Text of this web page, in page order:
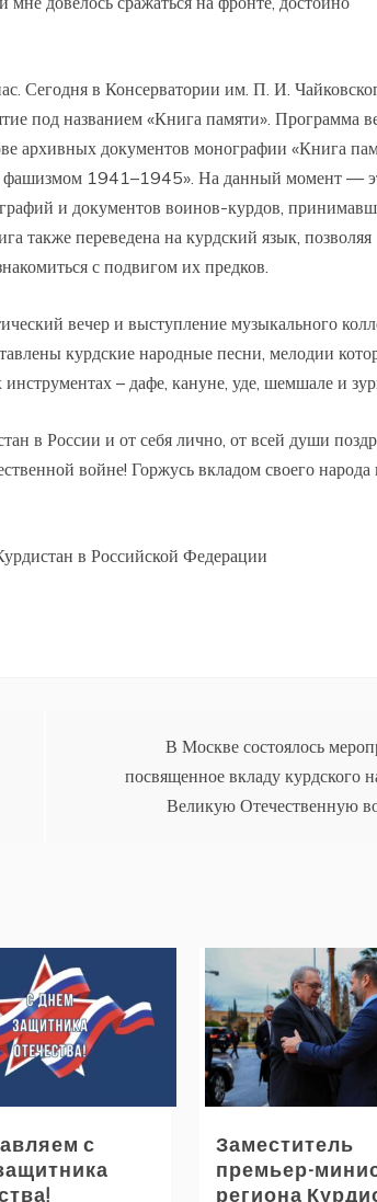
Сегодня в Консерватории им. П. И.
под названием «Книга памяти». Программа
архивных документов монографии «Книга
фашизмом 1941–1945». На данный момент —
и документов воинов-курдов,
также переведена на курдский язык, позволяя
с подвигом их предков.
вечер и выступление музыкального
курдские народные песни, мелодии
– дафе, кануне, уде, шемшале и
в России и от себя лично, от всей души
войне! Горжусь вкладом своего народа
в Российской Федерации
В Москве состоялось
посвященное вкладу курдского
Великую Отечественную
с
Заместитель
премьер-
региона